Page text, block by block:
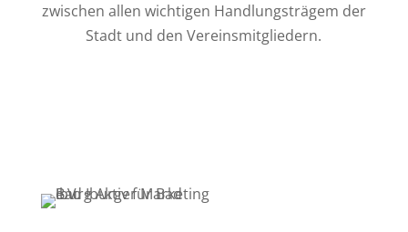
zwischen allen wichtigen Handlungsträgem der
Stadt und den Vereinsmitgliedern.